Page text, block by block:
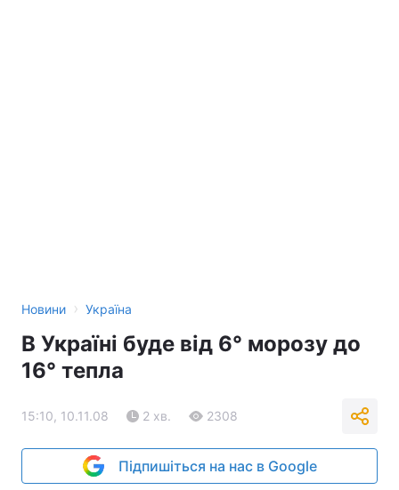
Новини › Україна
В Україні буде від 6° морозу до
16° тепла
15:10, 10.11.08 2 хв. 2308
Підпишіться на нас в Google